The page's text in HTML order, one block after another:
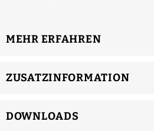
MEHR ERFAHREN
ZUSATZINFORMATION
DOWNLOADS